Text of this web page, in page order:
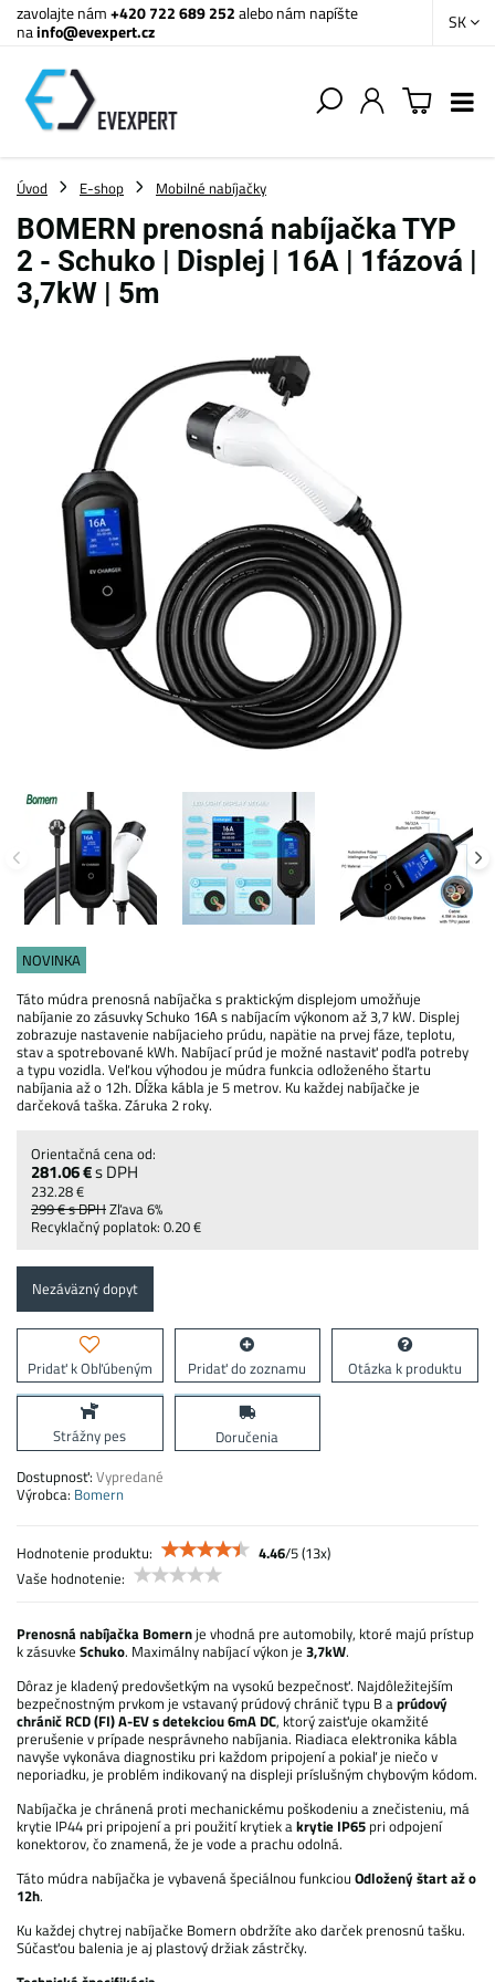
zavolajte nám+420 722 689 252alebo nám napíšte
nainfo@evexpert.cz SK
Úvod E-shop Mobilné nabíjačky
BOMERN prenosná nabíjačka TYP
2 - Schuko | Displej | 16A | 1fázová |
3,7kW | 5m
NOVINKA
Táto múdra prenosná nabíjačka s praktickým displejom umožňuje
nabíjanie zo zásuvky Schuko 16A s nabíjacím výkonom až 3,7 kW. Displej
zobrazuje nastavenie nabíjacieho prúdu, napätie na prvej fáze, teplotu,
stav a spotrebované kWh. Nabíjací prúd je možné nastaviť podľa potreby
a typu vozidla. Veľkou výhodou je múdra funkcia odloženého štartu
nabíjania až o 12h. Dĺžka kábla je 5 metrov. Ku každej nabíjačke je
darčeková taška. Záruka 2 roky.
281.06 €s DPH
232.28 €
299 €s DPHZľava6%
Recyklačný poplatok: 0.20 €
Nezáväzný dopyt
Pridať k Obľúbeným Pridať do zoznamu Otázka k produktu
Strážny pes
Doručenia
Dostupnosť: Vypredané
Výrobca: Bomern
Hodnotenie produktu: 4.46/5(13x)
Vaše hodnotenie:
Prenosná nabíjačka Bomernje vhodná pre automobily, ktoré majú prístup
k zásuvke Schuko. Maximálny nabíjací výkon je 3,7kW.
Dôraz je kladený predovšetkým na vysokú bezpečnosť. Najdôležitejším
bezpečnostným prvkom je vstavaný prúdový chránič typu B aprúdový
chránič RCD (FI) A-EV s detekciou 6mA DC, ktorý zaisťuje okamžité
prerušenie v prípade nesprávneho nabíjania. Riadiaca elektronika kábla
navyše vykonáva diagnostiku pri každom pripojení a pokiaľ je niečo v
neporiadku, je problém indikovaný na displeji príslušným chybovým kódom.
Nabíjačka je chránená proti mechanickému poškodeniu a znečisteniu, má
krytie IP44 pri pripojení a pri použití krytiek akrytie IP65 pri odpojení
konektorov, čo znamená, že je vode a prachu odolná.
Táto múdra nabíjačka je vybavená špeciálnou funkciou Odložený štart až o
12h.
Ku každej chytrej nabíjačke Bomern obdržíte ako darček prenosnú tašku.
Súčasťou balenia je aj plastový držiak zástrčky.